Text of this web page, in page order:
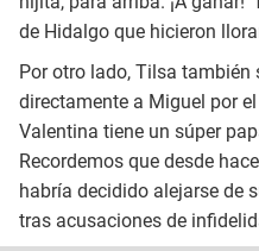
de Hidalgo que hicieron
Por otro lado, Tilsa también
directamente a Miguel por
Valentina tiene un súper
Recordemos que desde
habría decidido alejarse de
tras acusaciones de